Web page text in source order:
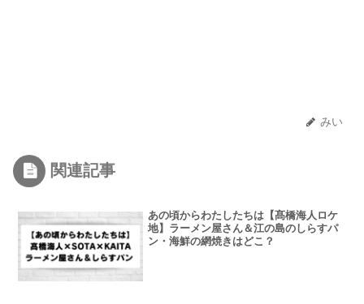
みい
関連記事
あの頃からわたしたちは【髙橋海人ロケ
地】ラーメン屋さん＆江の島のしらすパ
ン・海鮮の網焼きはどこ？